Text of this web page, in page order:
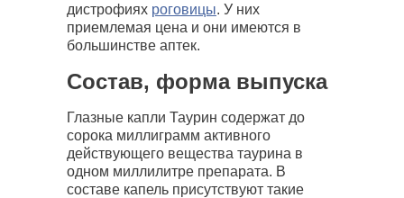
дистрофиях роговицы. У них
приемлемая цена и они имеются в
большинстве аптек.
Состав, форма выпуска
Глазные капли Таурин содержат до
сорока миллиграмм активного
действующего вещества таурина в
одном миллилитре препарата. В
составе капель присутствуют такие